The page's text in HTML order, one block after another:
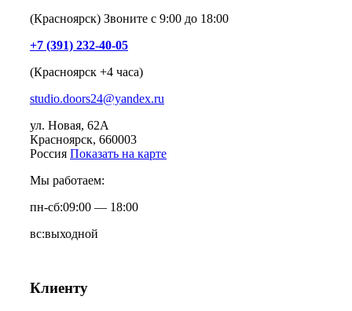
(Красноярск) Звоните с 9:00 до 18:00
+7 (391) 232-40-05
(Красноярск +4 часа)
studio.doors24@yandex.ru
ул. Новая, 62А
Красноярск, 660003
Россия Показать на карте
Мы работаем:
пн-сб:09:00 — 18:00
вс:выходной
Клиенту